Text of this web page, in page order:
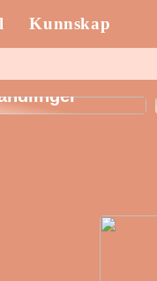
Kunnskap